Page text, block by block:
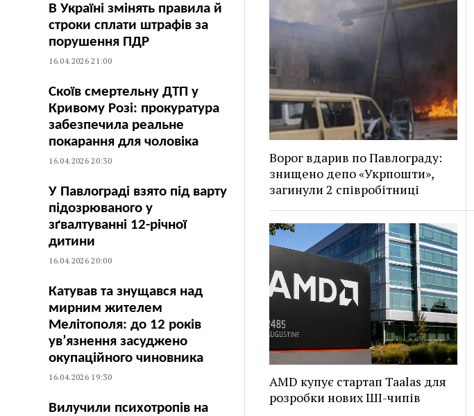
В Україні змінять правила й
строки сплати штрафів за
порушення ПДР
16.04.2026 21:00
Скоїв смертельну ДТП у
Кривому Розі: прокуратура
забезпечила реальне
покарання для чоловіка
16.04.2026 20:30
У Павлограді взято під варту
підозрюваного у
зґвалтуванні 12-річної
дитини
16.04.2026 20:00
Катував та знущався над
мирним жителем
Мелітополя: до 12 років
ув’язнення засуджено
окупаційного чиновника
16.04.2026 19:30
Вилучили психотропів на
Ворог вдарив по Павлограду:
знищено депо «Укрпошти»,
загинули 2 співробітниці
AMD купує стартап Taalas для
розробки нових ШІ-чипів